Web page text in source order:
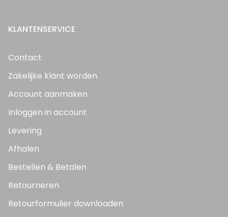
KLANTENSERVICE
Contact
Zakelijke klant worden
Account aanmaken
Inloggen in account
Levering
Afhalen
Bestellen & Betalen
Retourneren
Retourformulier downloaden